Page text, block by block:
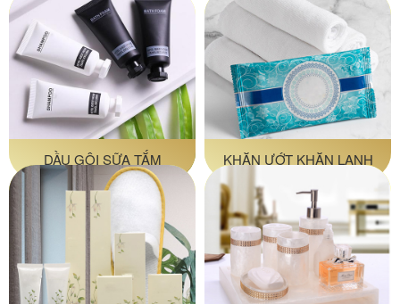
DẦU GỘI SỮA TẮM KHĂN ƯỚT KHĂN LẠNH